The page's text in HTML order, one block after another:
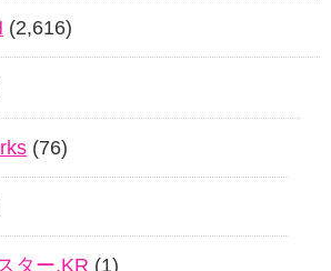
(2,616)
(76)
ター.KR (1)